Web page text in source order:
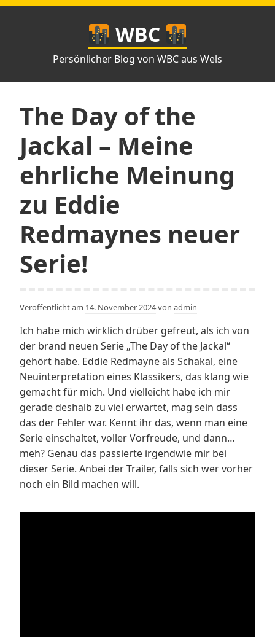
Zum
WBC
Persönlicher Blog von WBC aus Wels
The Day of the
Jackal – Meine
ehrliche Meinung
zu Eddie
Redmaynes neuer
Serie!
Veröffentlicht am 14. November 2024von admin
Ich habe mich wirklich drüber gefreut, als ich von
der brand neuen Serie „The Day of the Jackal“
gehört habe. Eddie Redmayne als Schakal, eine
Neuinterpretation eines Klassikers, das klang wie
gemacht für mich. Und vielleicht habe ich mir
gerade deshalb zu viel erwartet, mag sein dass
das der Fehler war. Kennt ihr das, wenn man eine
Serie einschaltet, voller Vorfreude, und dann…
meh? Genau das passierte irgendwie mir bei
dieser Serie. Anbei der Trailer, falls sich wer vorher
noch ein Bild machen will.